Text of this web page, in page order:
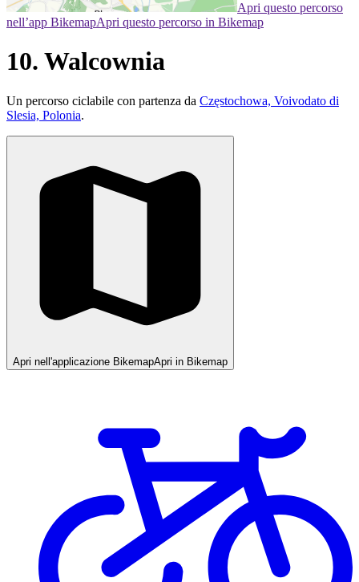
Apri questo percorso
nell’app BikemapApri questo percorso in Bikemap
10. Walcownia
Un percorso ciclabile con partenza da Częstochowa, Voivodato di
Slesia, Polonia.
Apri nell'applicazione BikemapApri in Bikemap